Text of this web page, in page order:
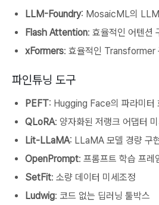
LLM-Foundry: MosaicML의 LLM
Flash Attention: 효율적인 어텐션
xFormers: 효율적인 Transformer
파인튜닝 도구
PEFT: Hugging Face의 파라미터
QLoRA: 양자화된 저랭크 어댑터
Lit-LLaMA: LLaMA 모델 경량 구
OpenPrompt: 프롬프트 학습 프레
SetFit: 소량 데이터 미세조정
Ludwig: 코드 없는 딥러닝 툴박스